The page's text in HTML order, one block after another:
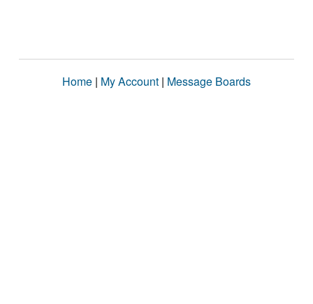
Home | My Account | Message Boards